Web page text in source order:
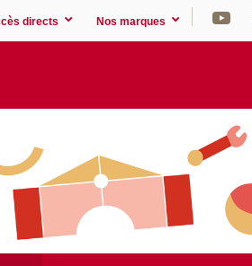
directs Nos marques